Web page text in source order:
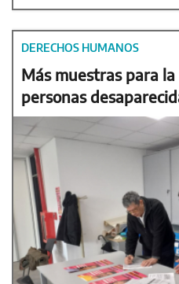
DERECHOS HUMANOS
Más muestras para
personas